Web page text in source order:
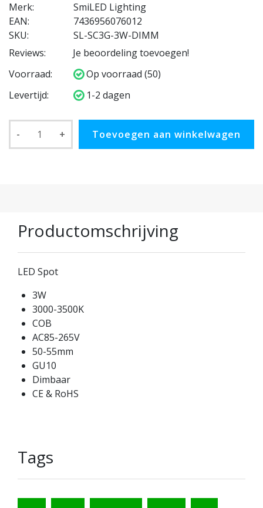
Merk:
SmiLED Lighting
EAN:
7436956076012
SKU:
SL-SC3G-3W-DIMM
Reviews:
Je beoordeling toevoegen!
Voorraad:
Op voorraad (50)
Levertijd:
1-2 dagen
- + Toevoegen aan winkelwagen
Productomschrijving
LED Spot
3W
3000-3500K
COB
AC85-265V
50-55mm
GU10
Dimbaar
CE & RoHS
Tags